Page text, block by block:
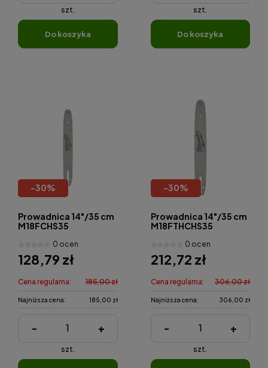
szt.
do koszyka
szt.
do koszyka
-30%
Prowadnica 14"/35 cm
M18FCHS35
0 ocen
128,79 zł
Cena regularna: 185,00 zł
Najniższa cena: 185,00 zł
- +
szt.
-30%
Prowadnica 14"/35 cm
M18FTHCHS35
0 ocen
212,72 zł
Cena regularna: 306,00 zł
Najniższa cena: 306,00 zł
- +
szt.